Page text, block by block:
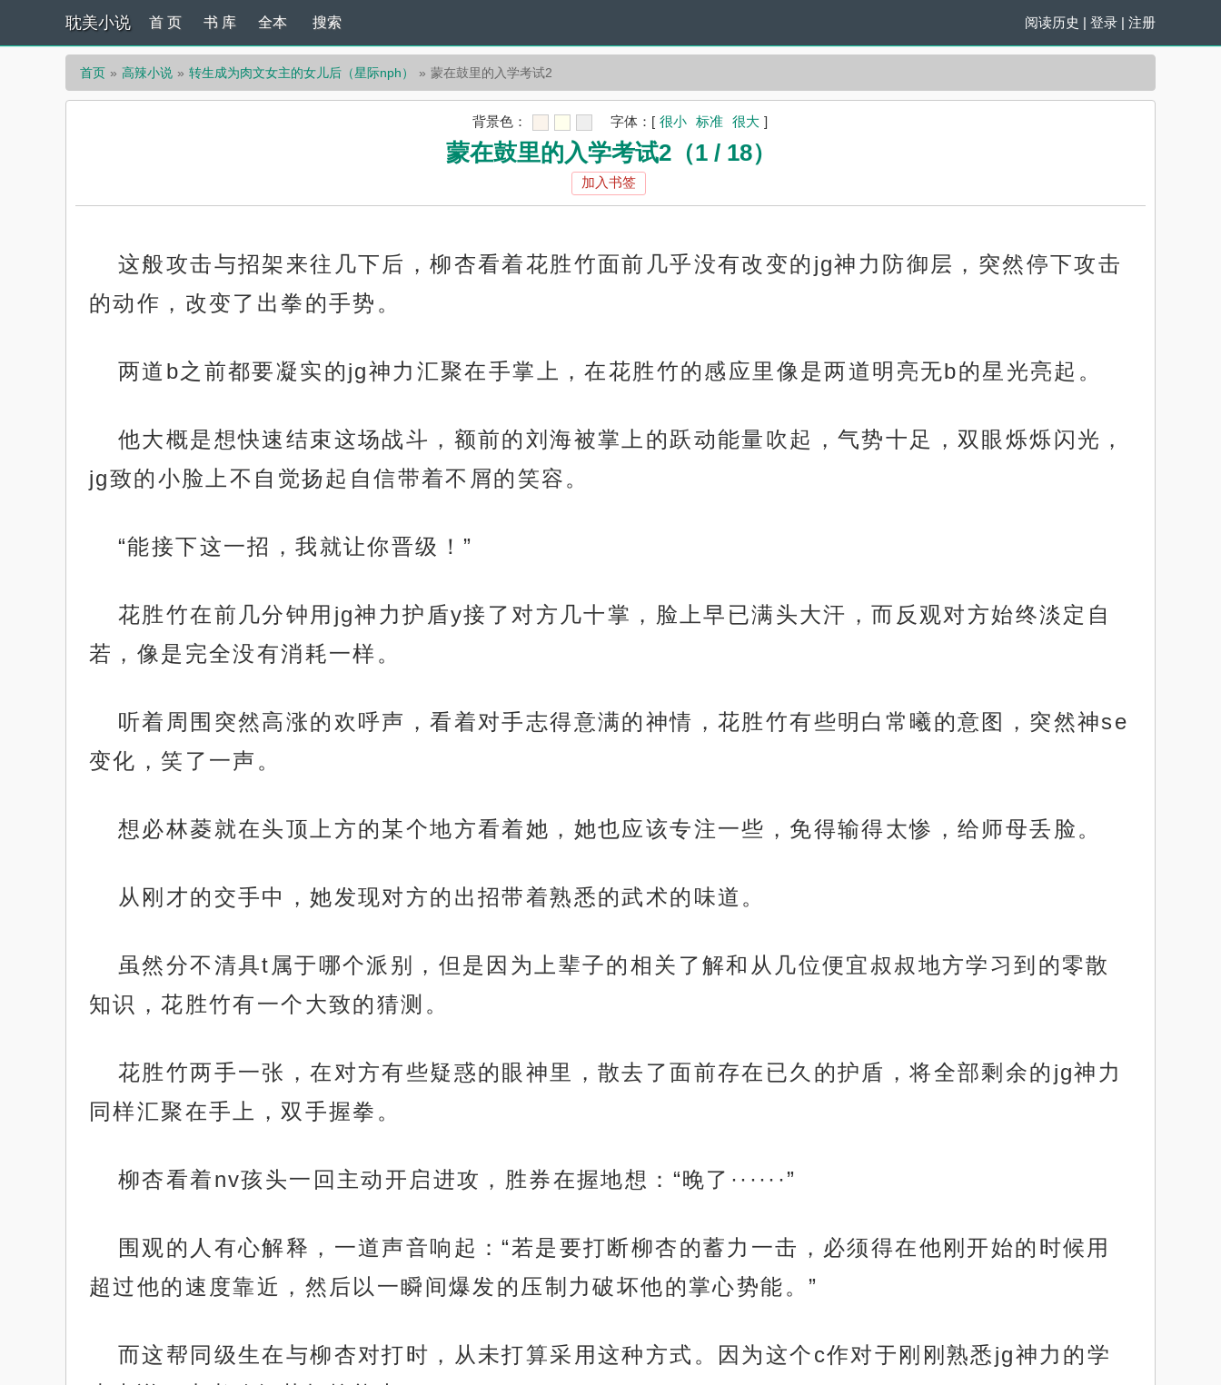
耽美小说 阅读历史 | 登录 | 注册
首 页 书 库 全本 搜索
首页 高辣小说 转生成为肉文女主的女儿后（星际nph） 蒙在鼓里的入学考试2
背景色： 字体： [ 很小 标准 很大 ]
蒙在鼓里的入学考试2（1 / 18）
加入书签
这般攻击与招架来往几下后，柳杏看着花胜竹面前几乎没有改变的jg神力防御层，突然停下攻击
的动作，改变了出拳的手势。
两道b之前都要凝实的jg神力汇聚在手掌上，在花胜竹的感应里像是两道明亮无b的星光亮起。
他大概是想快速结束这场战斗，额前的刘海被掌上的跃动能量吹起，气势十足，双眼烁烁闪光，
jg致的小脸上不自觉扬起自信带着不屑的笑容。
“能接下这一招，我就让你晋级！”
花胜竹在前几分钟用jg神力护盾y接了对方几十掌，脸上早已满头大汗，而反观对方始终淡定自
若，像是完全没有消耗一样。
听着周围突然高涨的欢呼声，看着对手志得意满的神情，花胜竹有些明白常曦的意图，突然神se
变化，笑了一声。
想必林菱就在头顶上方的某个地方看着她，她也应该专注一些，免得输得太惨，给师母丢脸。
从刚才的交手中，她发现对方的出招带着熟悉的武术的味道。
虽然分不清具t属于哪个派别，但是因为上辈子的相关了解和从几位便宜叔叔地方学习到的零散
知识，花胜竹有一个大致的猜测。
花胜竹两手一张，在对方有些疑惑的眼神里，散去了面前存在已久的护盾，将全部剩余的jg神力
同样汇聚在手上，双手握拳。
柳杏看着nv孩头一回主动开启进攻，胜券在握地想：“晚了······”
围观的人有心解释，一道声音响起：“若是要打断柳杏的蓄力一击，必须得在他刚开始的时候用
超过他的速度靠近，然后以一瞬间爆发的压制力破坏他的掌心势能。”
而这帮同级生在与柳杏对打时，从未打算采用这种方式。因为这个c作对于刚刚熟悉jg神力的学